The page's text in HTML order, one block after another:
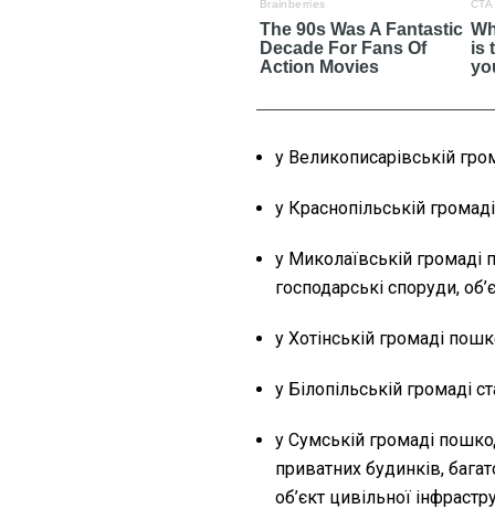
у Великописарівській
у Краснопільській
у Миколаївській
господарські споруди,
у Хотінській громаді
у Білопільській громаді
у Сумській громаді
приватних будинків,
об’єкт цивільної